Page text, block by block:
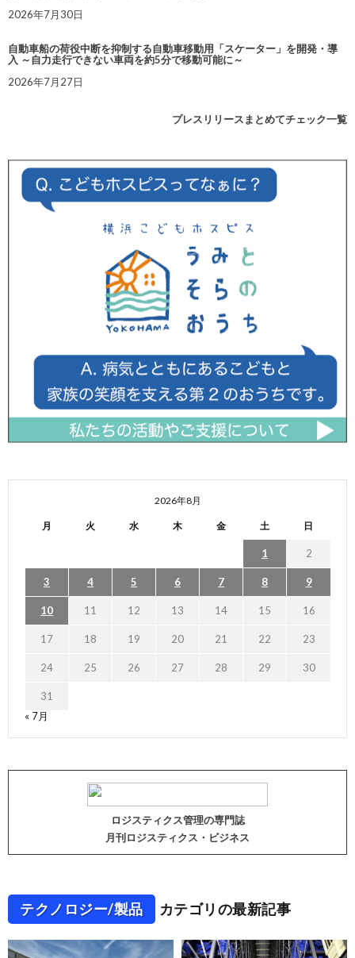
2026年7月30日
自動車船の荷役中断を抑制する自動車移動用「スケーター」を開発・導
入 ～自力走行できない車両を約5分で移動可能に～
2026年7月27日
プレスリリースまとめてチェック一覧
2026年8月
月 火 水 木 金 土 日
1 2
3 4 5 6 7 8 9
10 11 12 13 14 15 16
17 18 19 20 21 22 23
24 25 26 27 28 29 30
31
« 7月
ロジスティクス管理の専門誌
月刊ロジスティクス・ビジネス
テクノロジー/製品 カテゴリの最新記事